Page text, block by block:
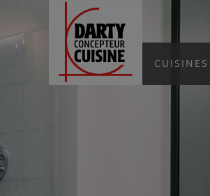
CUISINES